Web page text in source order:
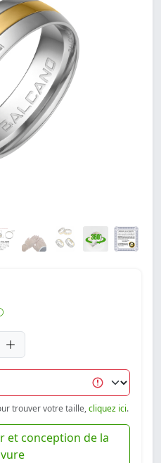
trouver votre taille,cliquez ici.
et conception de la